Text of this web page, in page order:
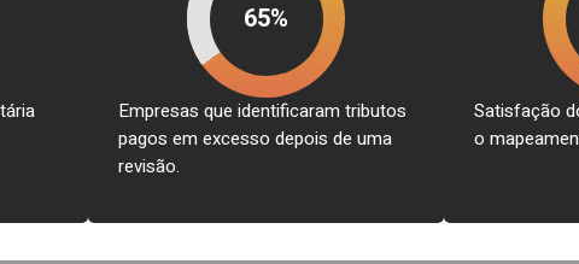
65%
Empresas que identificaram tributos
pagos em excesso depois de uma
revisão.
Satisfação
o